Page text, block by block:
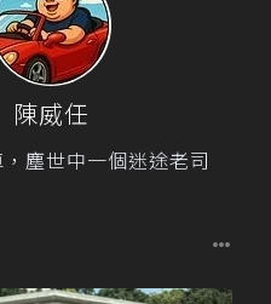
陳威任
塵世中一個迷途老司